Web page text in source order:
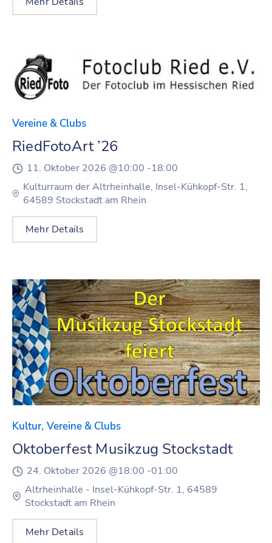
Vereine & Clubs
RiedFotoArt ’26
11. Oktober 2026 @10:00 -18:00
Kulturraum der Altrheinhalle, Insel-Kühkopf-Str. 1,
64589 Stockstadt am Rhein
Mehr Details
Kultur, Vereine & Clubs
Oktoberfest Musikzug Stockstadt
24. Oktober 2026 @18:00 -01:00
Altrheinhalle - Insel-Kühkopf-Str. 1, 64589
Stockstadt am Rhein
Mehr Details